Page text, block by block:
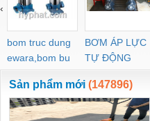
bom truc dung
ewara,bom bu
ewara
BƠM ÁP LỰC
TỰ ĐỘNG
‹
Sản phẩm mới (147896)